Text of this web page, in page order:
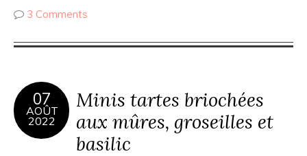
3 Comments
07
AOÛT
2022
Minis tartes briochées
aux mûres, groseilles et
basilic